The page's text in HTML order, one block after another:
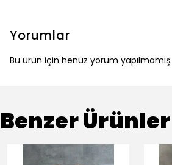
Yorumlar
Bu ürün için henüz yorum yapılmamış.
Benzer Ürünler